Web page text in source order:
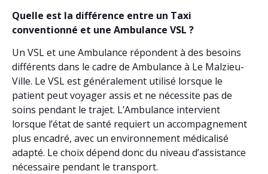
Quelle est la différence entre un Taxi
conventionné et une Ambulance VSL ?
Un VSL et une Ambulance répondent à des besoins
différents dans le cadre de Ambulance à Le Malzieu-
Ville. Le VSL est généralement utilisé lorsque le
patient peut voyager assis et ne nécessite pas de
soins pendant le trajet. L’Ambulance intervient
lorsque l’état de santé requiert un accompagnement
plus encadré, avec un environnement médicalisé
adapté. Le choix dépend donc du niveau d’assistance
nécessaire pendant le transport.